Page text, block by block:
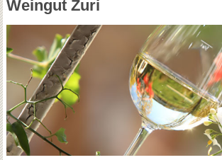
Weingut Zuri